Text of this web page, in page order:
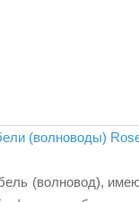
(волноводы)
(волновод),